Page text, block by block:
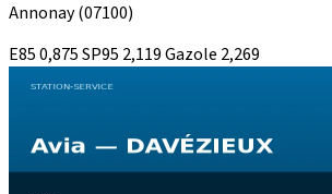
Annonay(07100)
E850,875SP95 2,119Gazole 2,269